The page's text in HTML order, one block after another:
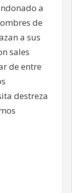
a
de
a sus
sales
de entre
destreza